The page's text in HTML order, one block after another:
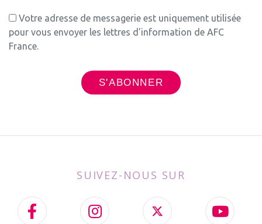
Votre adresse de messagerie est uniquement utilisée
pour vous envoyer les lettres d'information de AFC
France.
SUIVEZ-NOUS SUR